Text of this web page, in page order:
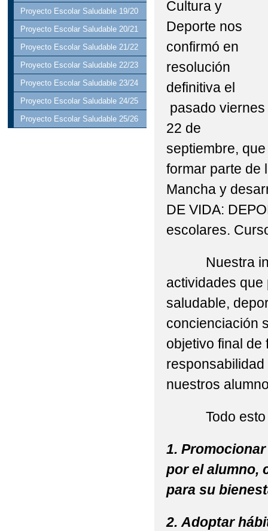
Proyecto Escolar Saludable 19/20
Proyecto Escolar Saludable 20/21
Proyecto Escolar Saludable 21/22
Proyecto Escolar Saludable 22/23
Proyecto Escolar Saludable 23/24
Proyecto Escolar Saludable 24/25
Proyecto Escolar Saludable 25/26
Cultura y
Deporte nos
confirmó en
resolución
definitiva el
pasado viernes
22 de
septiembre,
formar parte de
Mancha y
DE VIDA:
escolares.
Nuestra
actividades
saludable,
concienciación
objetivo final de
nuestros
Todo esto
1.
por el alumno,
para su
2. Adoptar